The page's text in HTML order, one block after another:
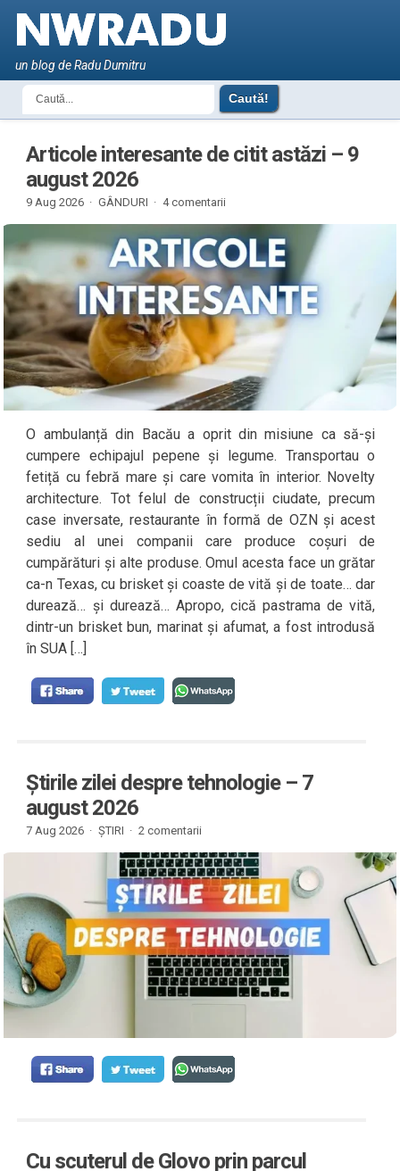
un blog de Radu Dumitru
Articole interesante de citit astăzi – 9
august 2026
9 Aug 2026 · GÂNDURI · 4 comentarii
O ambulanță din Bacău a oprit din misiune ca să-și
cumpere echipajul pepene și legume. Transportau o
fetiță cu febră mare și care vomita în interior. Novelty
architecture. Tot felul de construcții ciudate, precum
case inversate, restaurante în formă de OZN și acest
sediu al unei companii care produce coșuri de
cumpărături și alte produse. Omul acesta face un grătar
ca-n Texas, cu brisket și coaste de vită și de toate… dar
durează… și durează… Apropo, cică pastrama de vită,
dintr-un brisket bun, marinat și afumat, a fost introdusă
în SUA […]
Știrile zilei despre tehnologie – 7
august 2026
7 Aug 2026 · ȘTIRI · 2 comentarii
Cu scuterul de Glovo prin parcul